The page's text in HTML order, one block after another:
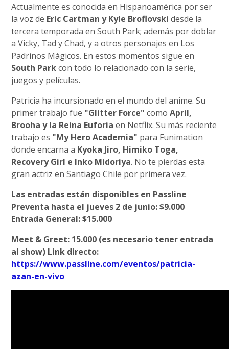
Actualmente es conocida en Hispanoamérica por ser
la voz de Eric Cartman y Kyle Broflovski desde la
tercera temporada en South Park; además por doblar
a Vicky, Tad y Chad, y a otros personajes en Los
Padrinos Mágicos. En estos momentos sigue en
South Parkcon todo lo relacionado con la serie,
juegos y películas.
Patricia ha incursionado en el mundo del anime. Su
primer trabajo fue "Glitter Force" comoApril,
Brooha y la Reina Euforia en Netflix. Su más reciente
trabajo es "My Hero Academia" para Funimation
donde encarna a Kyoka Jiro, Himiko Toga,
Recovery Girl e Inko Midoriya. No te pierdas esta
gran actriz en Santiago Chile por primera vez.
Las entradas están disponibles en Passline
Preventa hasta el jueves 2 de junio: $9.000
Entrada General: $15.000
Meet & Greet: 15.000 (es necesario tener entrada
al show) Link directo:
https://www.passline.com/eventos/patricia-
azan-en-vivo